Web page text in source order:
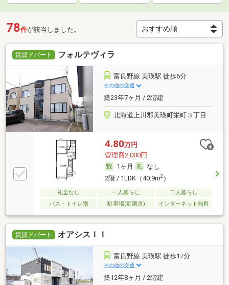
78件が該当しました。
賃貸アパート フォルテヴィラ
富良野線 美瑛駅 徒歩6分
その他の交通
築23年7ヶ月 / 2階建
北海道上川郡美瑛町栄町３丁目
4.80万円
管理費2,000円
1ヶ月
なし
2階 / 1LDK（40.9m2）
礼金なし 一人暮らし
二人暮らし
バス・トイレ別
駐車場(近隣含) インターネット無料
賃貸アパート オアシスＩＩ
富良野線 美瑛駅 徒歩17分
その他の交通
築12年8ヶ月 / 2階建